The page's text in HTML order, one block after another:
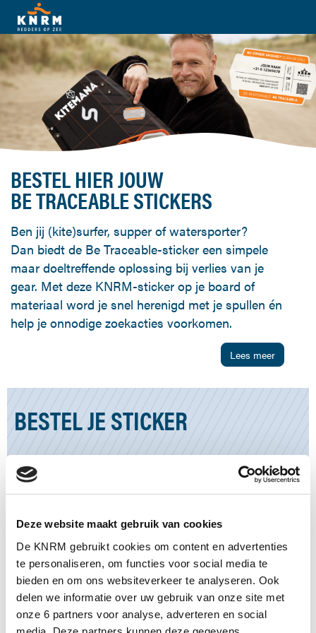
Deze website maakt gebruik van cookies
De KNRM gebruikt cookies om content en advertenties
te personaliseren, om functies voor social media te
bieden en om ons websiteverkeer te analyseren. Ook
delen we informatie over uw gebruik van onze site met
onze 6 partners voor analyse, adverteren en social
BESTEL HIER JOUW
BE TRACEABLE STICKERS
Ben jij (kite)surfer, supper of watersporter?
Dan biedt de Be Traceable-sticker een simpele
maar doeltreffende oplossing bij verlies van je
gear. Met deze KNRM-sticker op je board of
materiaal word je snel herenigd met je spullen én
help je onnodige zoekacties voorkomen.
Lees meer
BESTEL JE STICKER
€8,95 0
Water en UV-werende sticker.
bedrukking
€ 11,95
2x sticker + hangtag
Water en UV-werende sticker +
Hangtag voor je kite
Transparant met witte en zwarte en
bedrukking